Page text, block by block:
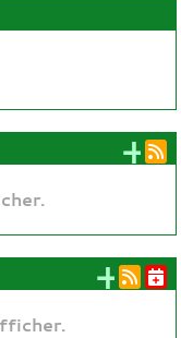
+
+